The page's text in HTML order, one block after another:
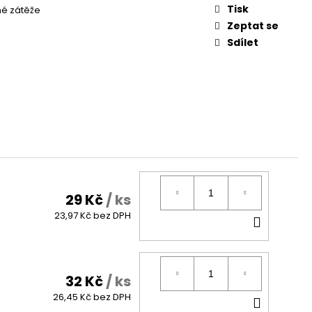
zátěže
Tisk
Zeptat se
Sdílet
29 Kč/ ks
23,97 Kč bez DPH
32 Kč/ ks
26,45 Kč bez DPH